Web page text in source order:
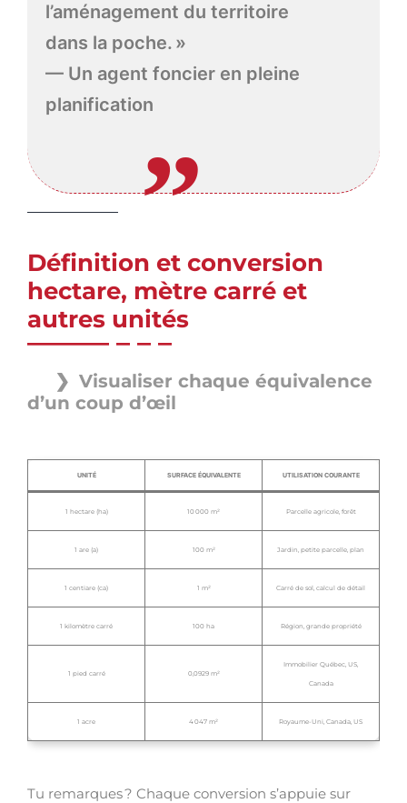
l’aménagement du territoire
dans la poche. »
— Un agent foncier en pleine
planification
Définition et conversion
hectare, mètre carré et
autres unités
Visualiser chaque équivalence
d’un coup d’œil
UNITÉ SURFACE ÉQUIVALENTE UTILISATION COURANTE
1 hectare (ha) 10 000 m² Parcelle agricole, forêt
1 are (a) 100 m² Jardin, petite parcelle, plan
1 centiare (ca) 1 m² Carré de sol, calcul de détail
1 kilomètre carré 100 ha Région, grande propriété
1 pied carré 0,0929 m²
Immobilier Québec, US,
Canada
1 acre 4 047 m² Royaume-Uni, Canada, US
Tu remarques ? Chaque conversion s’appuie sur